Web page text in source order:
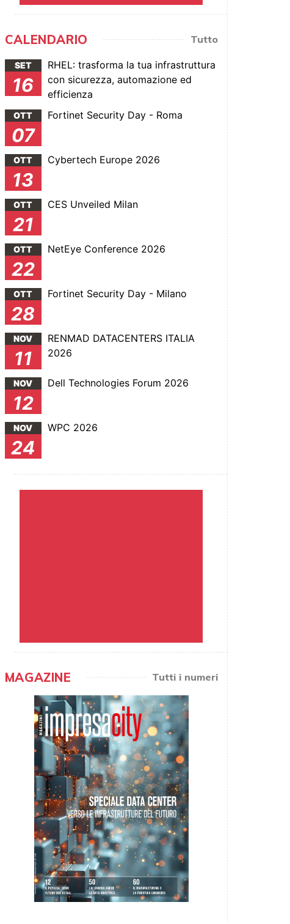
CALENDARIO Tutto
SET
16
RHEL: trasforma la tua infrastruttura
con sicurezza, automazione ed
efficienza
OTT
07
Fortinet Security Day - Roma
OTT
13
Cybertech Europe 2026
OTT
21
CES Unveiled Milan
OTT
22
NetEye Conference 2026
OTT
28
Fortinet Security Day - Milano
NOV
11
RENMAD DATACENTERS ITALIA
2026
NOV
12
Dell Technologies Forum 2026
NOV
24
WPC 2026
MAGAZINE Tutti i numeri